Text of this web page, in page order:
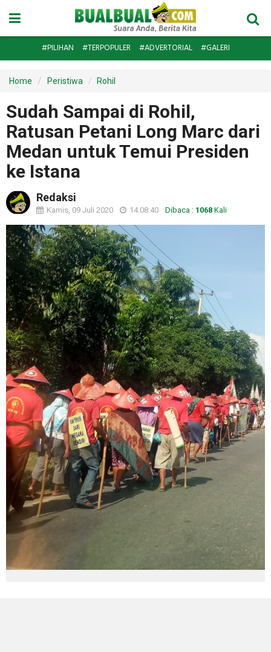
#PILIHAN #TERPOPULER #ADVERTORIAL #GALERI
Home Peristiwa Rohil
Sudah Sampai di Rohil,
Ratusan Petani Long Marc dari
Medan untuk Temui Presiden
ke Istana
Redaksi
Kamis, 09 Juli 2020 14:08:40 Dibaca : 1068 Kali